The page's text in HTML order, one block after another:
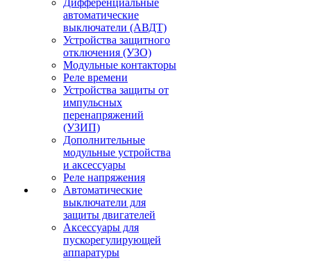
Дифференциальные
автоматические
выключатели (АВДТ)
Устройства защитного
отключения (УЗО)
Модульные контакторы
Реле времени
Устройства защиты от
импульсных
перенапряжений
(УЗИП)
Дополнительные
модульные устройства
и аксессуары
Реле напряжения
Автоматические
выключатели для
защиты двигателей
Аксессуары для
пускорегулирующей
аппаратуры